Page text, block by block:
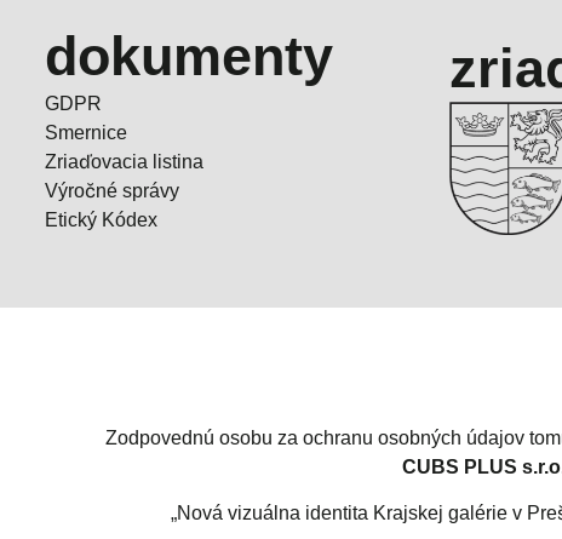
dokumenty
GDPR
Smernice
Zriaďovacia listina
Výročné správy
Etický Kódex
Zodpovednú osobu za ochranu osobných údajov
CUBS PLUS
„Nová vizuálna identita Krajskej galérie v